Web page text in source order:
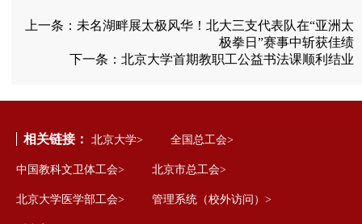
上一条： 未名湖畔展太极风华！北大三支代表队在“亚洲太
极拳日”赛事中斩获佳绩
下一条： 北京大学首期教职工公益书法课顺利结业
相关链接： 北京大学> 全国总工会>
中国教科文卫体工会> 北京市总工会>
北京大学医学部工会> 管理系统（校外访问）>